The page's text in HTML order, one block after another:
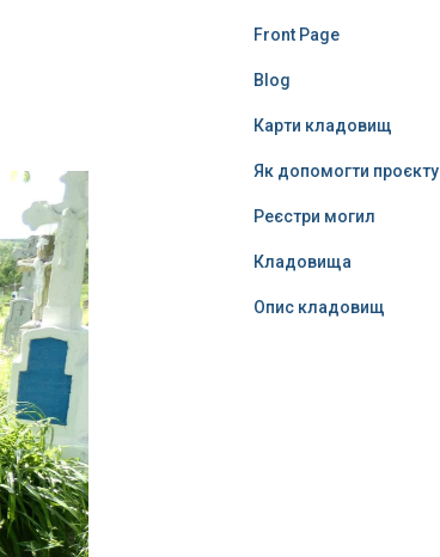
Front Page
Blog
Карти кладовищ
Як допомогти проєкту
Реєстри могил
Кладовища
Опис кладовищ